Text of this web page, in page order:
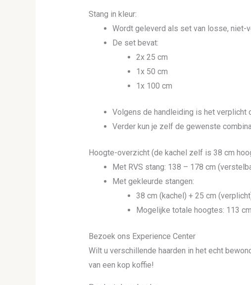
Stang in kleur:
Wordt geleverd als set van losse, niet-
De set bevat:
2x 25 cm
1x 50 cm
1x 100 cm
Volgens de handleiding is het verplicht
Verder kun je zelf de gewenste
Hoogte-overzicht (de kachel zelf is 38 cm
Met RVS stang: 138 – 178 cm
Met gekleurde stangen:
38 cm (kachel) + 25 cm
Mogelijke totale hoogtes: 113
Bezoek ons Experience Center
Wilt u verschillende haarden in het echt
van een kop koffie!